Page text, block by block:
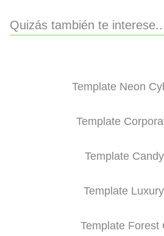
Quizás también te
Template Neon
Template
Template
Template
Template Forest